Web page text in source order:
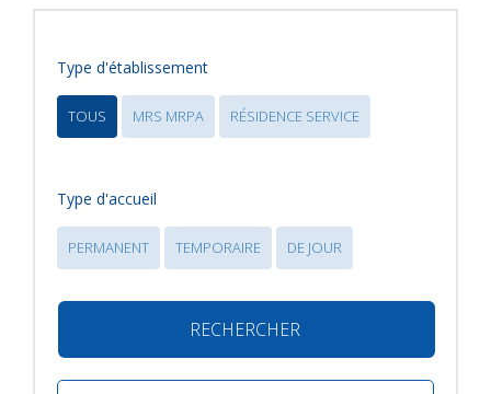
Type d'établissement
TOUS MRS MRPA RÉSIDENCE SERVICE
Type d'accueil
PERMANENT TEMPORAIRE DE JOUR
RECHERCHER